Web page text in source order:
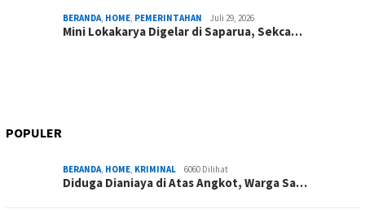
BERANDA, HOME, PEMERINTAHAN Juli 29, 2026
Mini Lokakarya Digelar di Saparua, Sekca…
POPULER
BERANDA, HOME, KRIMINAL 6060 Dilihat
Diduga Dianiaya di Atas Angkot, Warga Sa…